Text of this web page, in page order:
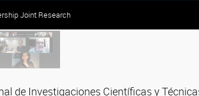
Joint Research
de Investigaciones Científicas y